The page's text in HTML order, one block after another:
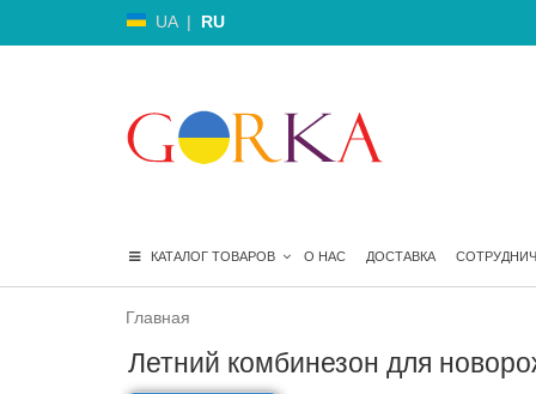
UA | RU
КАТАЛОГ ТОВАРОВ О НАС ДОСТАВКА
Главная
Летний комбинезон для